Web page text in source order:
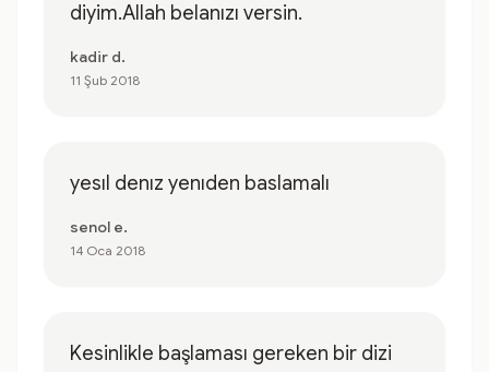
diyim.Allah belanızı versin.
kadir d.
11 Şub 2018
yesıl denız yenıden baslamalı
senol e.
14 Oca 2018
Kesinlikle başlaması gereken bir dizi